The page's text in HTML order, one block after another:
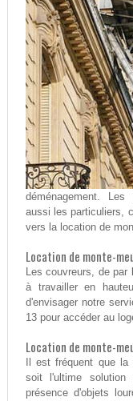
déménagement. Les
aussi les particuliers,
vers la location de
Location de monte-
Les couvreurs, de par
à travailler en
d'envisager notre
13 pour accéder au
Location de monte-
Il est fréquent que
soit l'ultime solution
présence d'objets